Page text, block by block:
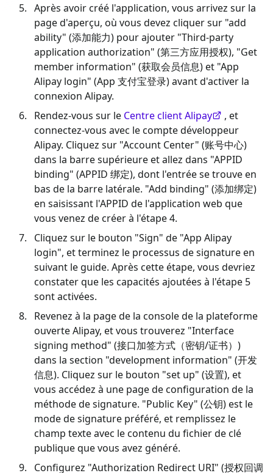
Après avoir créé l'application, vous arrivez sur la
page d'aperçu, où vous devez cliquer sur "add
ability" (添加能力) pour ajouter "Third-party
application authorization" (第三方应用授权), "Get
member information" (获取会员信息) et "App
Alipay login" (App 支付宝登录) avant d'activer la
connexion Alipay.
Rendez-vous sur le Centre client Alipay
, et
connectez-vous avec le compte développeur
Alipay. Cliquez sur "Account Center" (账号中心)
dans la barre supérieure et allez dans "APPID
binding" (APPID 绑定), dont l'entrée se trouve en
bas de la barre latérale. "Add binding" (添加绑定)
en saisissant l'APPID de l'application web que
vous venez de créer à l'étape 4.
Cliquez sur le bouton "Sign" de "App Alipay
login", et terminez le processus de signature en
suivant le guide. Après cette étape, vous devriez
constater que les capacités ajoutées à l'étape 5
sont activées.
Revenez à la page de la console de la plateforme
ouverte Alipay, et vous trouverez "Interface
signing method" (接口加签方式（密钥/证书）)
dans la section "development information" (开发
信息). Cliquez sur le bouton "set up" (设置), et
vous accédez à une page de configuration de la
méthode de signature. "Public Key" (公钥) est le
mode de signature préféré, et remplissez le
champ texte avec le contenu du fichier de clé
publique que vous avez généré.
Configurez "Authorization Redirect URI" (授权回调